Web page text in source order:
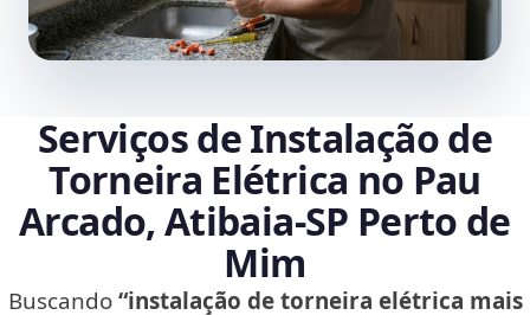
Serviços de Instalação de
Torneira Elétrica no Pau
Arcado, Atibaia‑SP Perto de
Mim
Buscando“instalação de torneira elétrica mais